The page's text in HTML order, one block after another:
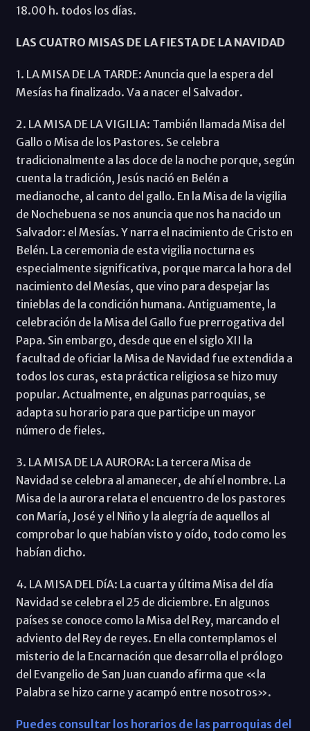
18.00 h. todos los días.
LAS CUATRO MISAS DE LA FIESTA DE LA NAVIDAD
1. LA MISA DE LA TARDE: Anuncia que la espera del
Mesías ha finalizado. Va a nacer el Salvador.
2. LA MISA DE LA VIGILIA: También llamada Misa del
Gallo o Misa de los Pastores. Se celebra
tradicionalmente a las doce de la noche porque, según
cuenta la tradición, Jesús nació en Belén a
medianoche, al canto del gallo. En la Misa de la vigilia
de Nochebuena se nos anuncia que nos ha nacido un
Salvador: el Mesías. Y narra el nacimiento de Cristo en
Belén. La ceremonia de esta vigilia nocturna es
especialmente significativa, porque marca la hora del
nacimiento del Mesías, que vino para despejar las
tinieblas de la condición humana. Antiguamente, la
celebración de la Misa del Gallo fue prerrogativa del
Papa. Sin embargo, desde que en el siglo XII la
facultad de oficiar la Misa de Navidad fue extendida a
todos los curas, esta práctica religiosa se hizo muy
popular. Actualmente, en algunas parroquias, se
adapta su horario para que participe un mayor
número de fieles.
3. LA MISA DE LA AURORA: La tercera Misa de
Navidad se celebra al amanecer, de ahí el nombre. La
Misa de la aurora relata el encuentro de los pastores
con María, José y el Niño y la alegría de aquellos al
comprobar lo que habían visto y oído, todo como les
habían dicho.
4. LA MISA DEL DíA: La cuarta y última Misa del día
Navidad se celebra el 25 de diciembre. En algunos
países se conoce como la Misa del Rey, marcando el
adviento del Rey de reyes. En ella contemplamos el
misterio de la Encarnación que desarrolla el prólogo
del Evangelio de San Juan cuando afirma que «la
Palabra se hizo carne y acampó entre nosotros».
Puedes consultar los horarios de las parroquias del